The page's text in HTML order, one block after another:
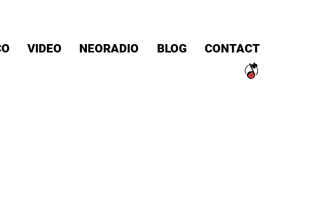
VIDEO NEORADIO BLOG CONTACT